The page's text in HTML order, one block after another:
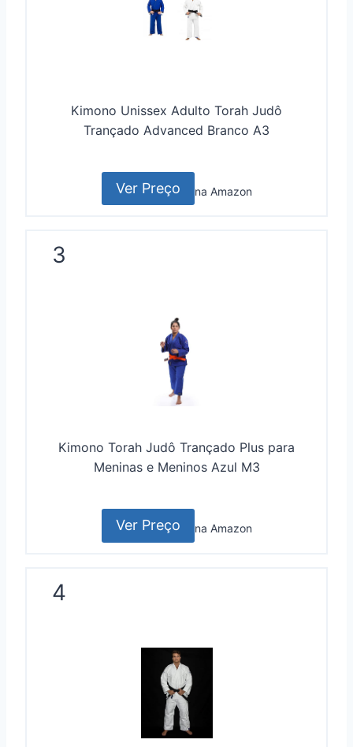
Kimono Unissex Adulto Torah Judô
Trançado Advanced Branco A3
Ver Preço na Amazon
3
Kimono Torah Judô Trançado Plus para
Meninas e Meninos Azul M3
Ver Preço na Amazon
4